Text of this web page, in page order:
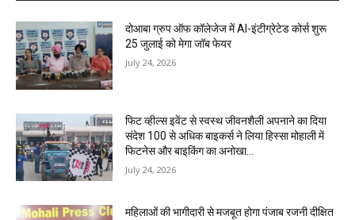
दोआबा ग्रुप ऑफ कॉलेजेज में AI-इंटीग्रेटेड कोर्स शुरू
25 जुलाई को मेगा जॉब फेयर
July 24, 2026
फिट व्हील्स इवेंट से स्वस्थ जीवनशैली अपनाने का दिया
संदेश 100 से अधिक बाइकर्स ने लिया हिस्सा मोहाली में
फिटनेस और बाइकिंग का अनोखा...
July 24, 2026
महिलाओं की भागीदारी से मजबूत होगा पंजाब रजनी दीक्षित